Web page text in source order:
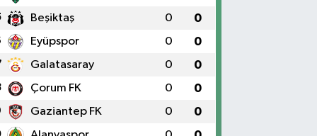
Beşiktaş 0 0
Eyüpspor 0 0
Galatasaray 0 0
Çorum FK 0 0
Gaziantep FK 0 0